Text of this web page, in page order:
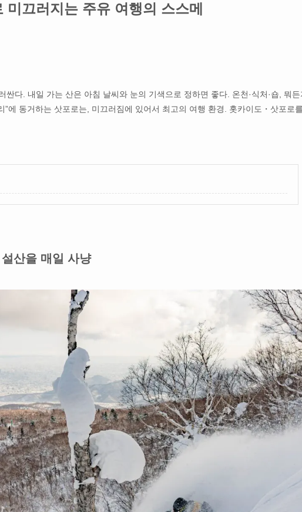
끄러지는 주유 여행의 스스메
다. 내일 가는 산은 아침 날씨와 눈의 기색으로 정하면 좋다. 온천·식처·숍, 뭐든
에 동거하는 삿포로는, 미끄러짐에 있어서 최고의 여행 환경. 홋카이도・삿포로
산을 매일 사냥